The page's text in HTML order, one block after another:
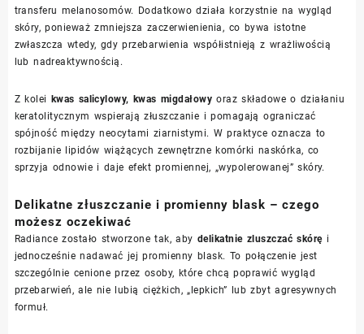
transferu melanosomów. Dodatkowo działa korzystnie na wygląd
skóry, ponieważ zmniejsza zaczerwienienia, co bywa istotne
zwłaszcza wtedy, gdy przebarwienia współistnieją z wrażliwością
lub nadreaktywnością.
Z kolei kwas salicylowy, kwas migdałowy oraz składowe o działaniu
keratolitycznym wspierają złuszczanie i pomagają ograniczać
spójność między neocytami ziarnistymi. W praktyce oznacza to
rozbijanie lipidów wiążących zewnętrzne komórki naskórka, co
sprzyja odnowie i daje efekt promiennej, „wypolerowanej” skóry.
Delikatne złuszczanie i promienny blask – czego
możesz oczekiwać
Radiance zostało stworzone tak, aby delikatnie zluszczać skóręi
jednocześnie nadawać jej promienny blask. To połączenie jest
szczególnie cenione przez osoby, które chcą poprawić wygląd
przebarwień, ale nie lubią ciężkich, „lepkich” lub zbyt agresywnych
formuł.